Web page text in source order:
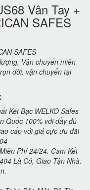
Vân Tay +
SAFES
SAFES
Vận chuyển miễn
đời. vận chuyển tại
Két Bạc WELKO Safes
Quốc 100% với đầy đủ
cấp với giá cực ưu đãi
Phí 24/24. Cam Kết
Là Có, Giao Tận Nhà.